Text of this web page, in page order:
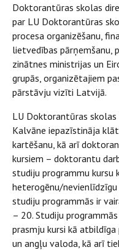
Doktorantūras skolas
par LU Doktorantūras
procesa organizēšanu,
lietvedības pārņemšanu,
zinātnes ministrijas un
grupās, organizētajiem
pārstāvju vizīti Latvijā.
LU Doktorantūras skolas
Kalvāne iepazīstināja
kartēšanu, kā arī
kursiem – doktorantu
studiju programmu kursu
heterogēnu/
studiju programmās ir
– 20. Studiju
prasmju kursi kā
un angļu valoda, kā arī